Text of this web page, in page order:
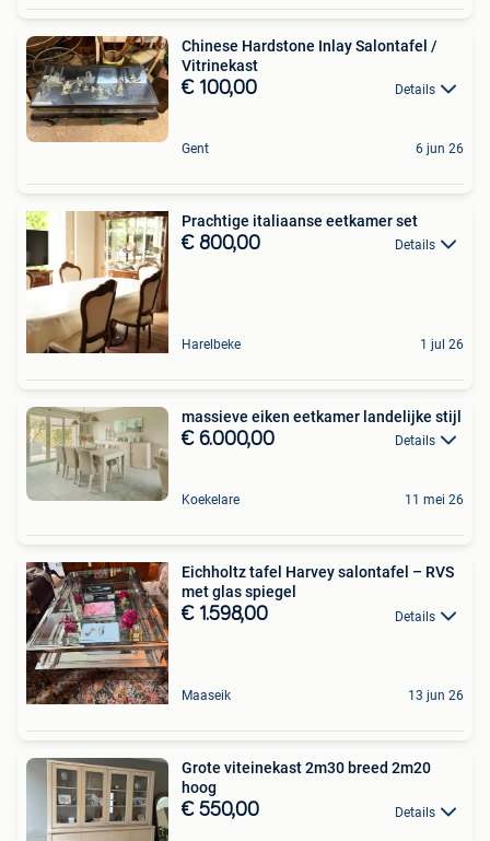
Chinese Hardstone Inlay Salontafel /
Vitrinekast
€ 100,00 Details
Gent 6 jun 26
Prachtige italiaanse eetkamer set
€ 800,00 Details
Harelbeke 1 jul 26
massieve eiken eetkamer landelijke stijl
€ 6.000,00 Details
Koekelare 11 mei 26
Eichholtz tafel Harvey salontafel – RVS
met glas spiegel
€ 1.598,00 Details
Maaseik 13 jun 26
Grote viteinekast 2m30 breed 2m20
hoog
€ 550,00 Details